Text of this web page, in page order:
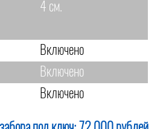
4 см.
Включено
Включено
Включено